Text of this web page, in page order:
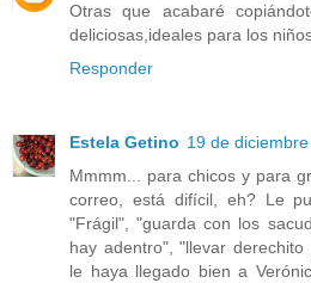
Otras que acabaré
deliciosas,ideales para los
Responder
Estela Getino 19 de
Mmmm... para chicos y para
correo, está difícil, eh? Le
"Frágil", "guarda con los
hay adentro", "llevar
le haya llegado bien a